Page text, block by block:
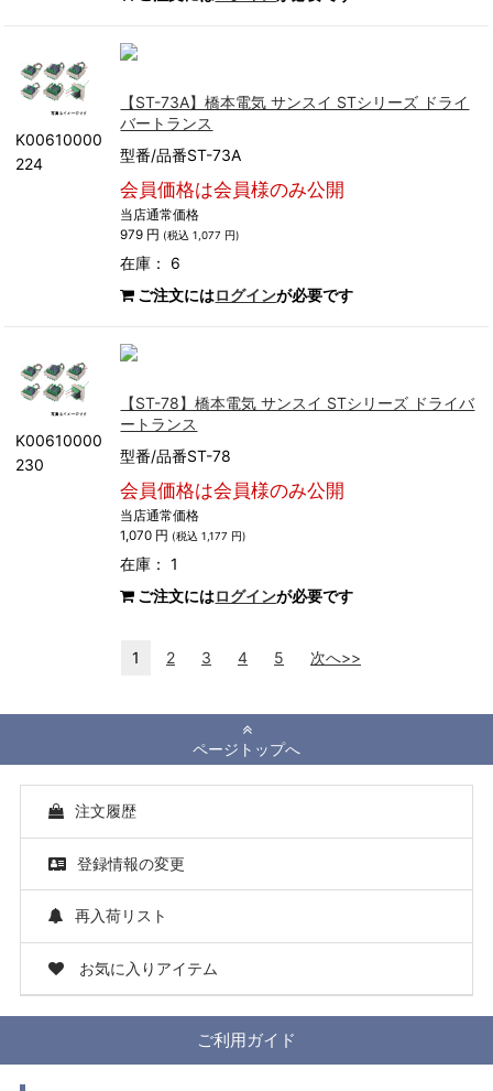
K00610000
224
【ST-73A】橋本電気 サンスイ STシリーズ ドライ
バートランス
型番/品番ST-73A
会員価格は会員様のみ公開
当店通常価格
979 円 (税込 1,077 円)
在庫： 6
ご注文にはログインが必要です
K00610000
230
【ST-78】橋本電気 サンスイ STシリーズ ドライバ
ートランス
型番/品番ST-78
会員価格は会員様のみ公開
当店通常価格
1,070 円 (税込 1,177 円)
在庫： 1
ご注文にはログインが必要です
1 2 3 4 5 次へ>>
ページトップへ
注文履歴
登録情報の変更
再入荷リスト
お気に入りアイテム
ご利用ガイド